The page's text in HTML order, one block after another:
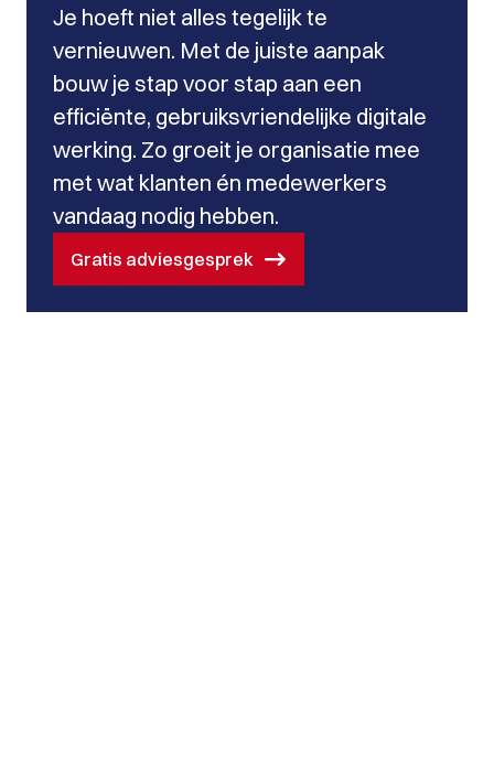
Je hoeft niet alles tegelijk te
vernieuwen. Met de juiste aanpak
bouw je stap voor stap aan een
efficiënte, gebruiksvriendelijke digitale
werking. Zo groeit je organisatie mee
met wat klanten én medewerkers
vandaag nodig hebben.
Gratis adviesgesprek